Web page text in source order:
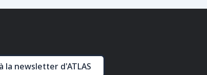
la newsletter d'ATLAS